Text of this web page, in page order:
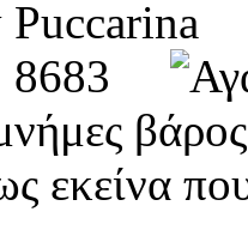
8683
εκείνα